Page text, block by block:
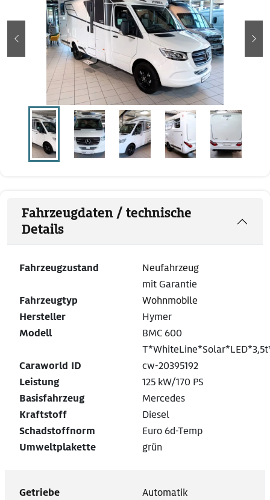
zurück
Fahrzeugdaten / technische
Details
Fahrzeugzustand
Neufahrzeug
mit Garantie
Fahrzeugtyp
Wohnmobile
Hersteller
Hymer
Modell
BMC 600
Caraworld ID
cw-20395192
Leistung
125 kW/170 PS
Basisfahrzeug
Mercedes
Kraftstoff
Diesel
Schadstoffnorm
Euro 6d-Temp
Umweltplakette
grün
Getriebe
Automatik